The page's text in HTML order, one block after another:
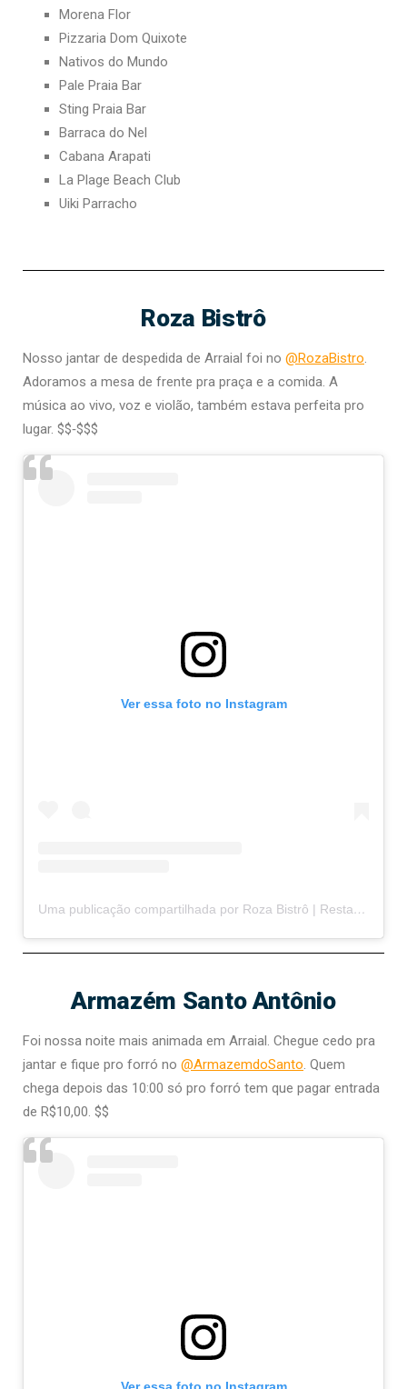
Morena Flor
Pizzaria Dom Quixote
Nativos do Mundo
Pale Praia Bar
Sting Praia Bar
Barraca do Nel
Cabana Arapati
La Plage Beach Club
Uiki Parracho
Roza Bistrô
Nosso jantar de despedida de Arraial foi no @RozaBistro.
Adoramos a mesa de frente pra praça e a comida. A
música ao vivo, voz e violão, também estava perfeita pro
lugar. $$‑$$$
Ver essa foto no Instagram
Uma publicação compartilhada por Roza Bistrô | Restaurante em Arraial d’Ajuda (@rozabistro)
Armazém Santo Antônio
Foi nossa noite mais animada em Arraial. Chegue cedo pra
jantar e fique pro forró no @ArmazemdoSanto . Quem
chega depois das 10:00 só pro forró tem que pagar entrada
de R$10,00. $$